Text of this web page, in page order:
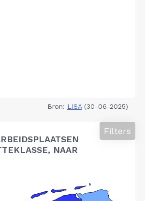
Bron: LISA(30-06-2025)
NAAR
Filters